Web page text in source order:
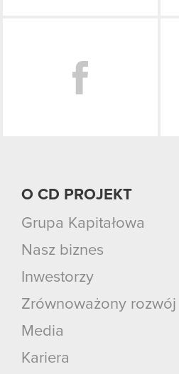
O CD PROJEKT
Grupa Kapitałowa
Nasz biznes
Inwestorzy
Zrównoważony rozwój
Media
Kariera